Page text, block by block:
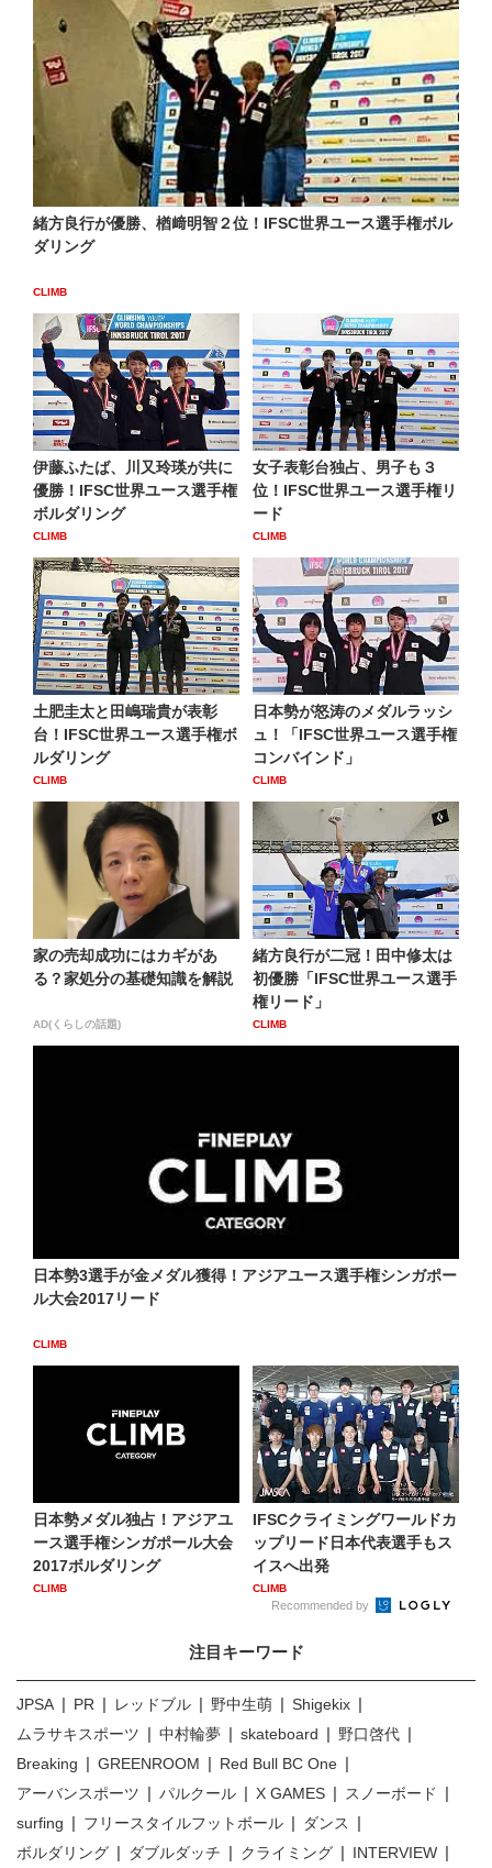
緒方良行が優勝、楢﨑明智２位！IFSC世界ユース選手権ボル
ダリング
CLIMB
伊藤ふたば、川又玲瑛が共に
優勝！IFSC世界ユース選手権
ボルダリング
CLIMB
女子表彰台独占、男子も３
位！IFSC世界ユース選手権リ
ード
CLIMB
土肥圭太と田嶋瑞貴が表彰
台！IFSC世界ユース選手権ボ
ルダリング
CLIMB
日本勢が怒涛のメダルラッシ
ュ！「IFSC世界ユース選手権
コンバインド」
CLIMB
家の売却成功にはカギがあ
る？家処分の基礎知識を解説
AD(くらしの話題)
緒方良行が二冠！田中修太は
初優勝「IFSC世界ユース選手
権リード」
CLIMB
日本勢3選手が金メダル獲得！アジアユース選手権シンガポー
ル大会2017リード
CLIMB
日本勢メダル独占！アジアユ
ース選手権シンガポール大会
2017ボルダリング
CLIMB
IFSCクライミングワールドカ
ップリード日本代表選手もス
イスへ出発
CLIMB
Recommended by
注目キーワード
JPSA PR レッドブル 野中生萌
Shigekix
ムラサキスポーツ
中村輪夢 skateboard
野口啓代
Breaking
GREENROOM
Red Bull BC One
アーバンスポーツ
パルクール X GAMES
スノーボード
surfing
フリースタイルフットボール
ダンス
ボルダリング
ダブルダッチ クライミング
INTERVIEW